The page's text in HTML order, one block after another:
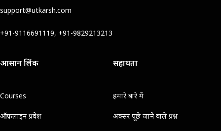
support@utkarsh.com
+91-9116691119, +91-9829213213
आसान लिंक
Courses
ऑफ़लाइन प्रवेश
सहायता
हमारे बारे में
अक्सर पूछे जाने वाले प्रश्न